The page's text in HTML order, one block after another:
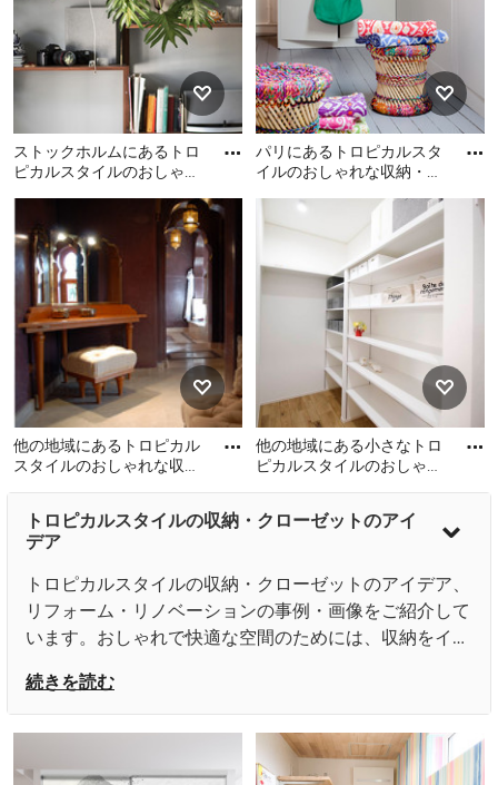
リング) の写真
ストックホルムにあるトロ
ピカルスタイルのおしゃれ
ストックホルムにあるトロ
ピカルスタイルのおしゃれ
な収納・クローゼットの写
真
パリにあるトロピカルスタ
イルのおしゃれな収納・ク
パリにあるトロピカルスタ
イルのおしゃれな収納・ク
ローゼットの写真
他の地域にあるトロピカル
スタイルのおしゃれな収
他の地域にあるトロピカル
スタイルのおしゃれな収
納・クローゼットの写真
他の地域にある小さなトロ
ピカルスタイルのおしゃれ
色
他の地域にある小さなトロ
ピカルスタイルのおしゃれ
ト (合板フローリング、茶色
い床) の写真
トロピカルスタイルの収納・クローゼットのアイ
デア
トロピカルスタイルの収納・クローゼットのアイデア、
リフォーム・リノベーションの事例・画像をご紹介して
います。おしゃれで快適な空間のためには、収納をイン
した色合い、質感、デザイン、そして機能性を追求すれ
ば、おしゃれで美しい空間を演出することができるでし
続きを読む